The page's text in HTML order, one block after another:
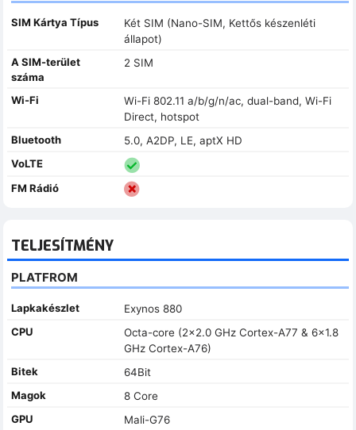
SIM Kártya Típus
Két SIM (Nano-SIM, Kettős készenléti
állapot)
A SIM-terület
száma
2 SIM
Wi-Fi
Wi-Fi 802.11 a/b/g/n/ac, dual-band, Wi-Fi
Direct, hotspot
Bluetooth
5.0, A2DP, LE, aptX HD
VoLTE
FM Rádió
TELJESÍTMÉNY
PLATFROM
Lapkakészlet
Exynos 880
CPU
Octa-core (2x2.0 GHz Cortex-A77 & 6x1.8
GHz Cortex-A76)
Bitek
64Bit
Magok
8 Core
GPU
Mali-G76